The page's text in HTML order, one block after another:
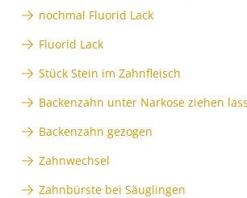
nochmal Fluorid Lack
Fluorid Lack
Stück Stein im Zahnfleisch
Backenzahn unter Narkose ziehen
Backenzahn gezogen
Zahnwechsel
Zahnbürste bei Säuglingen